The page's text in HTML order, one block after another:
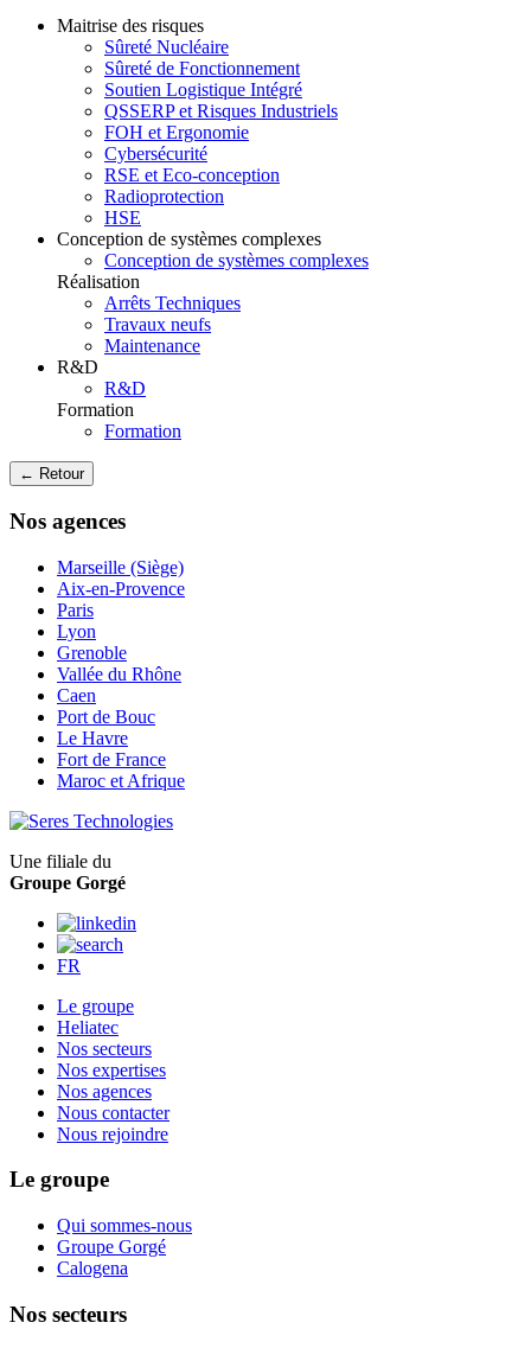
Maitrise des risques
Sûreté Nucléaire
Sûreté de Fonctionnement
Soutien Logistique Intégré
QSSERP et Risques Industriels
FOH et Ergonomie
Cybersécurité
RSE et Eco-conception
Radioprotection
HSE
Conception de systèmes complexes
Conception de systèmes complexes
Réalisation
Arrêts Techniques
Travaux neufs
Maintenance
R&D
R&D
Formation
Formation
← Retour
Nos agences
Marseille (Siège)
Aix-en-Provence
Paris
Lyon
Grenoble
Vallée du Rhône
Caen
Port de Bouc
Le Havre
Fort de France
Maroc et Afrique
Une filiale du
Groupe Gorgé
FR
Le groupe
Heliatec
Nos secteurs
Nos expertises
Nos agences
Nous contacter
Nous rejoindre
Le groupe
Qui sommes-nous
Groupe Gorgé
Calogena
Nos secteurs